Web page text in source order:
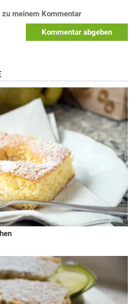
meinem Kommentar
Kommentar abgeben